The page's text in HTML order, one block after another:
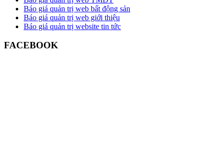
Báo giá quản trị web bất động sản
Báo giá quản trị web giới thiệu
Báo giá quản trị website tin tức
FACEBOOK